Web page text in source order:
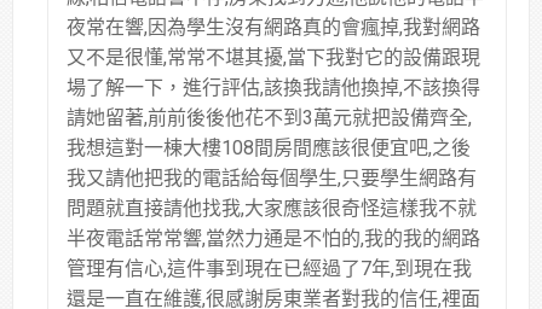
夜常在響,因為學生沒有網路真的會瘋掉,我對網路
又不是很懂,常常不堪其擾,當下我對它的設備跟現
場了解一下，進行評估,該換我請他換掉,不該換得
請她留著,前前後後他花不到3萬元就把設備齊全,
我想這對一棟大樓108間房間應該很便宜吧,之後
我又請他把我的電話給每個學生,只要學生網路有
問題就直接請他找我,大家應該很奇怪這樣我不就
半夜電話常常響,當然力通是不怕的,我的我的網路
管理有信心,這件事到現在已經過了7年,到現在我
還是一直在維護,很感謝房東業者對我的信任,裡面